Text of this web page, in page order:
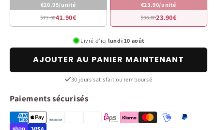
€20.95/unité
$71.0041.90€
€23.90/unité
$36.0023.90€
Livré d’icilundi 10 août
AJOUTER AU PANIER MAINTENANT
30 jours satisfait ou remboursé
Paiements sécurisés